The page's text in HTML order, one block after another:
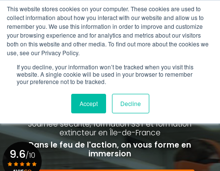
This website stores cookies on your computer. These cookies are used to
collect information about how you interact with our website and allow us to
remember you. We use this information in order to improve and customize
your browsing experience and for analytics and metrics about our visitors
both on this website and other media. To find out more about the cookies we
use, see our Privacy Policy.
If you decline, your information won’t be tracked when you visit this
website. A single cookie will be used in your browser to remember
your preference not to be tracked.
Accept Decline
Aller
au
contenu
principal
01 84 20 18 48
Rappel gratuit
Spécialiste de la formation SST et
de la Formation Incendie
à Paris La Défense depuis 2015
Journée sécurité, formation SST et formation
extincteuren Île-de-France
Dans le feu de l'action, on vous forme en
immersion
9.6/10